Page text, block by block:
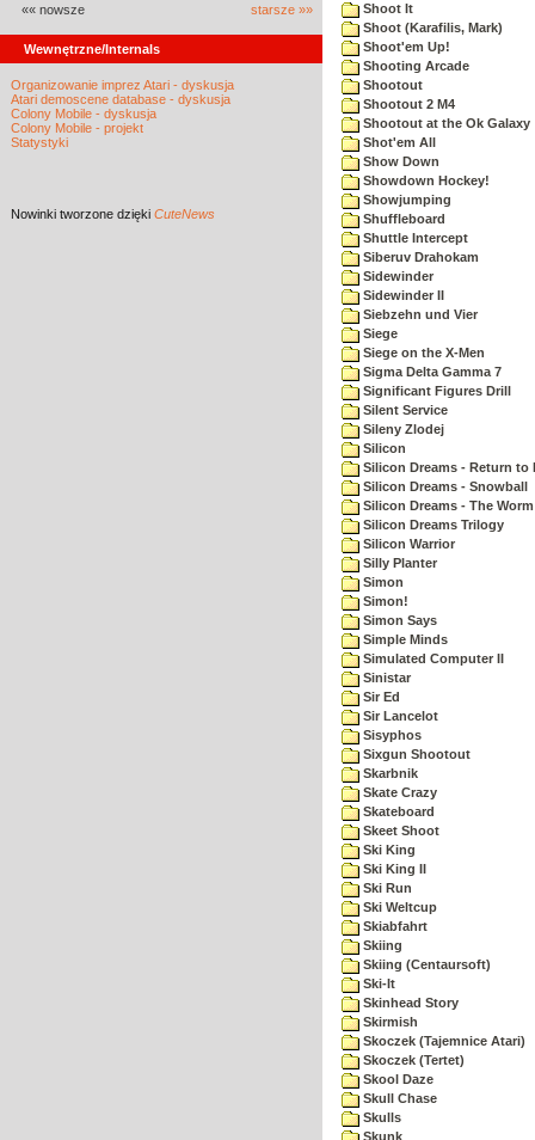
«« nowsze starsze »»
Wewnętrzne/Internals
Organizowanie imprez Atari - dyskusja
Atari demoscene database - dyskusja
Colony Mobile - dyskusja
Colony Mobile - projekt
Statystyki
Nowinki tworzone dzięki CuteNews
Shoot It
Shoot (Karafilis, Mark)
Shoot'em Up!
Shooting Arcade
Shootout
Shootout 2 M4
Shootout at the Ok Galaxy
Shot'em All
Show Down
Showdown Hockey!
Showjumping
Shuffleboard
Shuttle Intercept
Siberuv Drahokam
Sidewinder
Sidewinder II
Siebzehn und Vier
Siege
Siege on the X-Men
Sigma Delta Gamma 7
Significant Figures Drill
Silent Service
Sileny Zlodej
Silicon
Silicon Dreams - Return to
Silicon Dreams - Snowball
Silicon Dreams - The
Silicon Dreams Trilogy
Silicon Warrior
Silly Planter
Simon
Simon!
Simon Says
Simple Minds
Simulated Computer II
Sinistar
Sir Ed
Sir Lancelot
Sisyphos
Sixgun Shootout
Skarbnik
Skate Crazy
Skateboard
Skeet Shoot
Ski King
Ski King II
Ski Run
Ski Weltcup
Skiabfahrt
Skiing
Skiing (Centaursoft)
Ski-It
Skinhead Story
Skirmish
Skoczek (Tajemnice Atari)
Skoczek (Tertet)
Skool Daze
Skull Chase
Skulls
Skunk